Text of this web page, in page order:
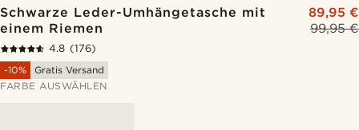
Schwarze Leder-Umhängetasche mit
einem Riemen
99,95 €
89,95 €
4.8 (176)
-10%
Gratis Versand
FARBE AUSWÄHLEN